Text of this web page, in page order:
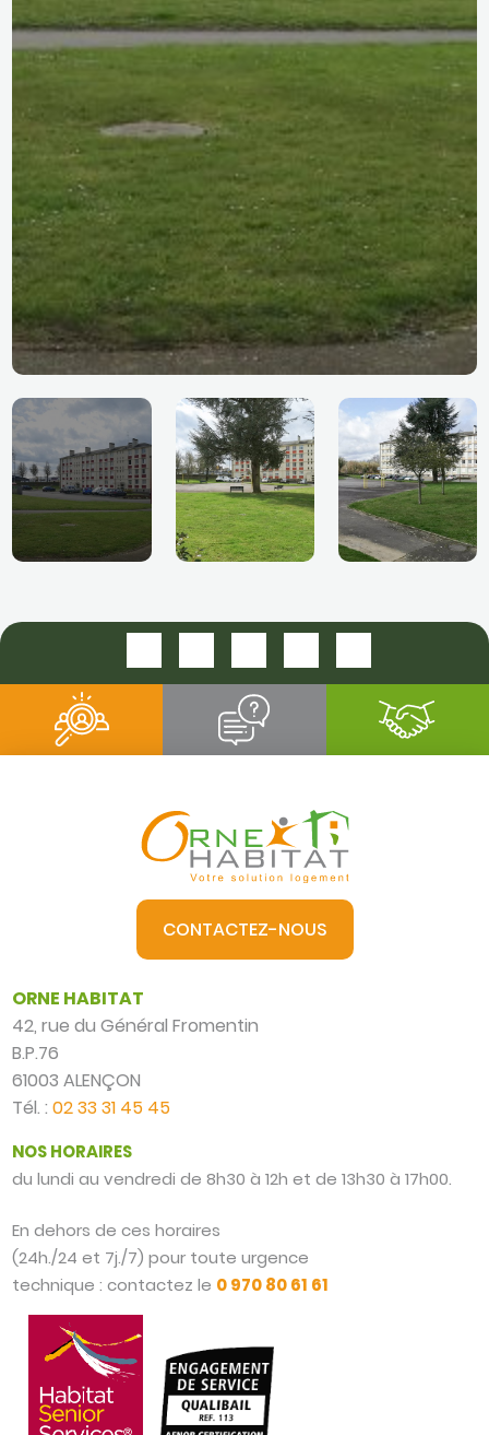
LES FLEURS
CONTACTEZ-NOUS
ORNE HABITAT
42, rue du Général Fromentin
B.P.76
61003 ALENÇON
Tél. :02 33 31 45 45
NOS HORAIRES
du lundi au vendredi de 8h30 à 12h et de 13h30 à 17h00.
En dehors de ces horaires
(24h./24 et 7j./7) pour toute urgence
technique : contactez le 0 970 80 61 61